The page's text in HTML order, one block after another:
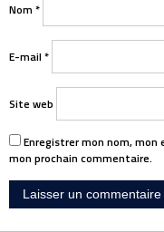
Nom *
E-mail *
Site web
Enregistrer mon nom,
mon prochain commentaire.